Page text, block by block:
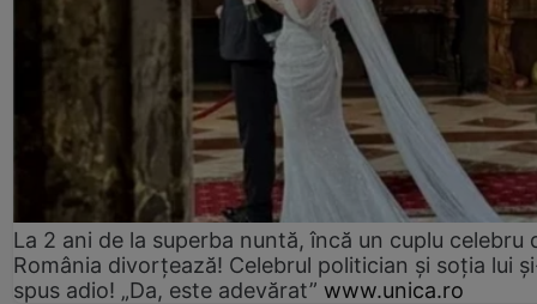
La 2 ani de la superba nuntă, încă un cuplu celebru
România divorțează! Celebrul politician și soția lui
spus adio! „Da, este adevărat” www.unica.ro